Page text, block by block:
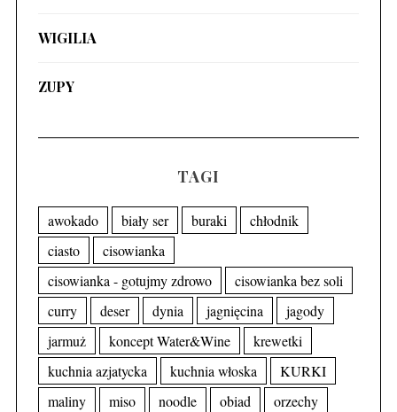
WIGILIA
ZUPY
TAGI
awokado biały ser buraki
chłodnik
ciasto
cisowianka
cisowianka - gotujmy zdrowo
cisowianka bez soli
curry
deser dynia jagnięcina
jagody
jarmuż
koncept Water&Wine
krewetki
kuchnia azjatycka
kuchnia włoska
KURKI
maliny
miso noodle obiad
orzechy